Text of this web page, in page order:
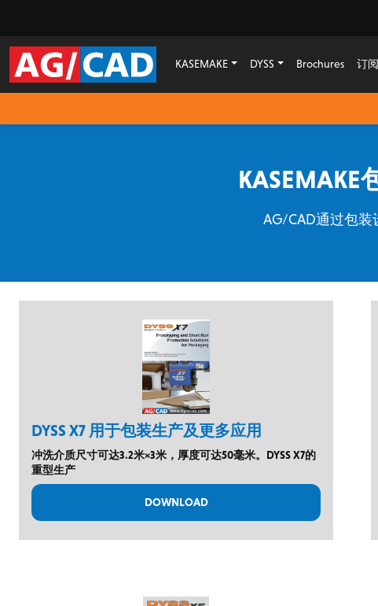
KASEMAKE DYSS Brochures 订阅
AG/CAD通过包装
DYSS X7 用于包装生产及更多应用
冲洗介质尺寸可达3.2米×3米，厚度可达50毫米。DYSS X7的
重型生产
DOWNLOAD